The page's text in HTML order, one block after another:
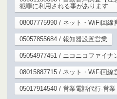
犯罪に利用される事があります
08007775990 / ネット・WiFi回線
05057855684 / 報知器設置営業
05054977451 / ニコニコファイナ
08015887715 / ネット・WiFi回線
05017914540 / 営業電話代行-営業